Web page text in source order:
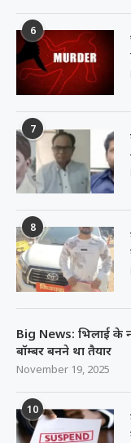
6
7
8
Big News: भिलाई के
बॉम्बर बनने था तैयार
November 19, 2025
10